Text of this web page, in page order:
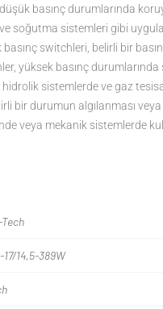
basınç durumlarında
soğutma sistemleri gibi
switchleri, belirli bir
yüksek basınç
sistemlerde ve gaz
bir durumun algılanması
veya mekanik sistemlerde
14,5-389W